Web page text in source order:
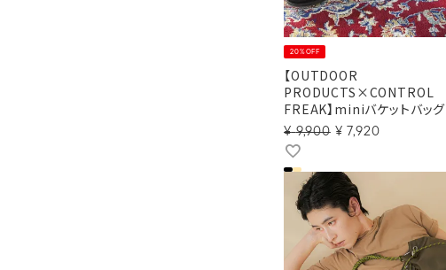
20%OFF
【OUTDOOR
PRODUCTS×CONTROL
FREAK】miniバケットバッグ
¥ 9,900 ¥ 7,920